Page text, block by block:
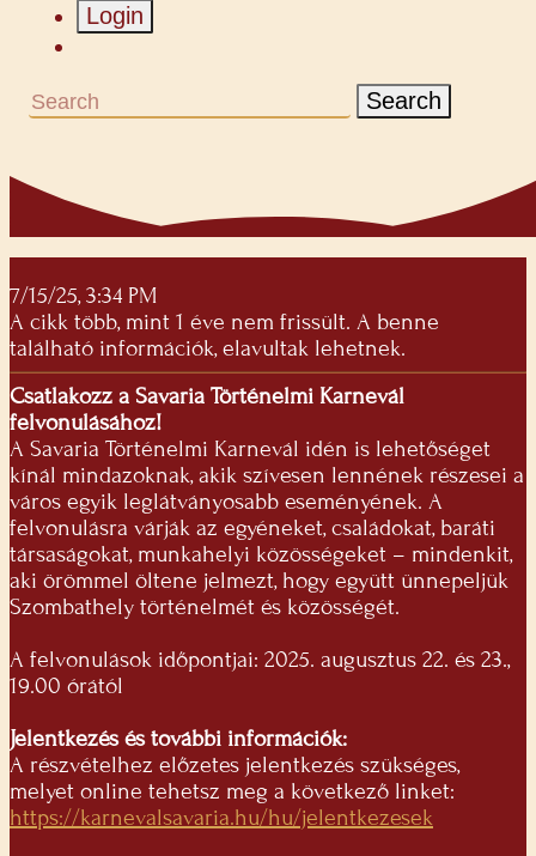
Login
Search
7/15/25, 3:34 PM
A cikk több, mint 1 éve nem frissült. A benne
található információk, elavultak lehetnek.
Csatlakozz a Savaria Történelmi Karnevál
felvonulásához!
A Savaria Történelmi Karnevál idén is lehetőséget
kínál mindazoknak, akik szívesen lennének részesei a
város egyik leglátványosabb eseményének. A
felvonulásra várják az egyéneket, családokat, baráti
társaságokat, munkahelyi közösségeket – mindenkit,
aki örömmel öltene jelmezt, hogy együtt ünnepeljük
Szombathely történelmét és közösségét.
A felvonulások időpontjai: 2025. augusztus 22. és 23.,
19.00 órától
Jelentkezés és további információk:
A részvételhez előzetes jelentkezés szükséges,
melyet online tehetsz meg a következő linket:
https://karnevalsavaria.hu/hu/jelentkezesek